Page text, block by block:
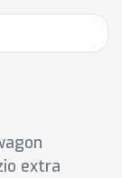
extra